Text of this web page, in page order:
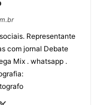
Representante
com jornal Debate
Mix . whatsapp .